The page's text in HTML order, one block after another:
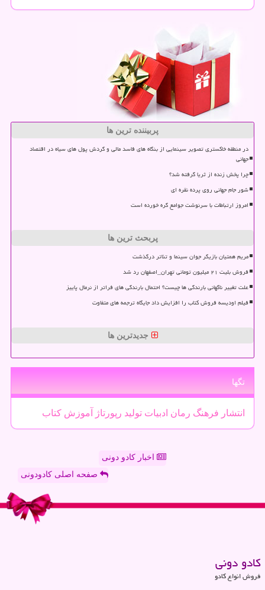
پربیننده ترین ها
در منطقه خاکستری تصویر سینمایی از بنگاه های فاسد مالی و گردش پول های سیاه در اقتصاد
جهانی
چرا پخش زنده از ثریا گرفته شد؟
شور جام جهانی روی پرده نقره ای
امروز ارتباطات با سرنوشت جوامع گره خورده است
پربحث ترین ها
مریم همتیان بازیگر جوان سینما و تئاتر درگذشت
فروش بلیت ۲۱ میلیون تومانی تهران_اصفهان رد شد
علت تغییر ناگهانی بارندگی ها چیست؟ احتمال بارندگی های فراتر از نرمال پاییز
فیلم اودیسه فروش کتاب را افزایش داد جایگاه ترجمه های متفاوت
جدیدترین ها
تگها
انتشار فرهنگ رمان ادبیات تولید رپورتاژ آموزش كتاب
اخبار کادو دونی
صفحه اصلی کادودونی
كادو دونی
فروش انواع کادو